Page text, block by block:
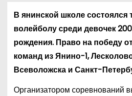
В янинской школе состоялся
волейболу среди девочек
рождения. Право на победу
команд из Янино-1,
Всеволожска и Санкт-
Организатором соревнований